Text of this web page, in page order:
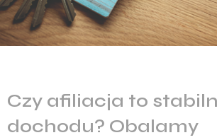
Czy afiliacja to
dochodu? Obalamy